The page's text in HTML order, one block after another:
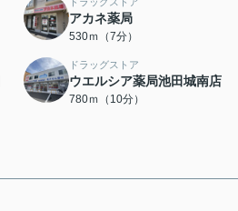
アカネ薬局
530ｍ（7分）
ドラッグストア
ウエルシア薬局池田城南店
780ｍ（10分）